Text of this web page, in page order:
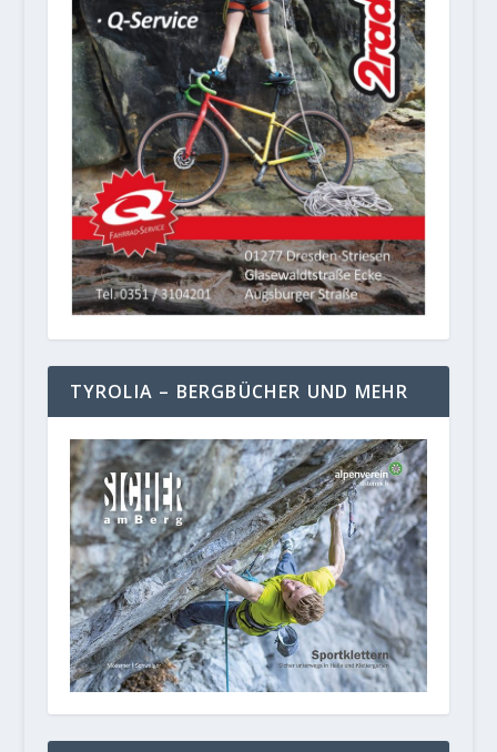
TYROLIA – BERGBÜCHER UND MEHR